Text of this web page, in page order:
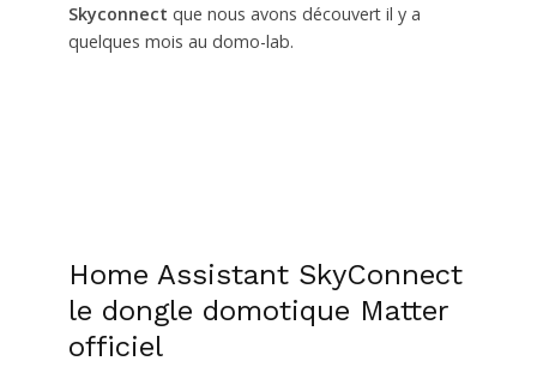
Skyconnect que nous avons découvert il y a
quelques mois au domo-lab.
Home Assistant SkyConnect
le dongle domotique Matter
officiel